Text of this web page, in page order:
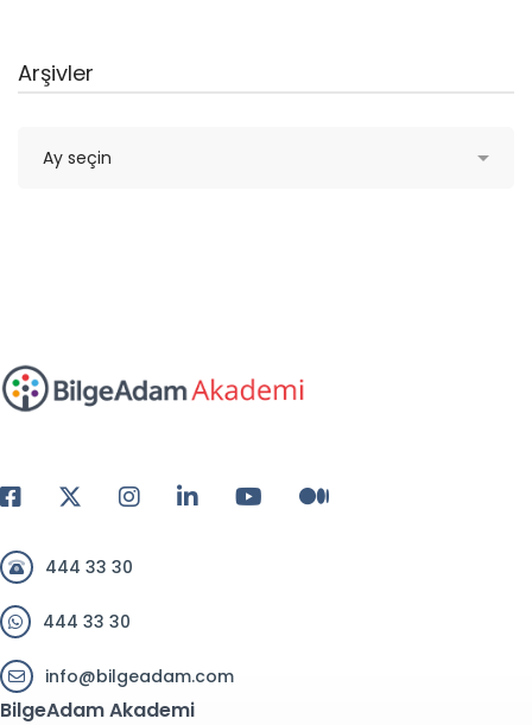
Arşivler
444 33 30
444 33 30
info@bilgeadam.com
BilgeAdam Akademi